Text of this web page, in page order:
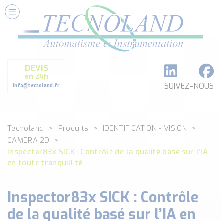
DEVIS
en 24h
info@tecnoland.fr SUIVEZ-NOUS
Nos Services
Conseils et Fourniture
Formation et Assistance
Architecture I-O Link multi fabricants
Classé par catégorie
DEBIT
DETECTION
ENREGISTREUR + ACQUISITION DE DONNEES
Voir toutes les catégories …
Tecnoland Produits
IDENTIFICATION - VISION
CAMERA 2D
Inspector83x SICK : Contrôle de la qualité basé sur l’IA
en toute tranquillité
Inspector83x SICK : Contrôle
de la qualité basé sur l’IA en